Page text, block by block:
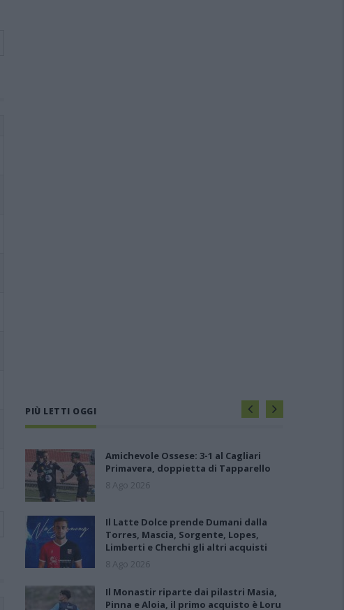
PIÙ LETTI OGGI
Amichevole Ossese: 3-1 al Cagliari
Primavera, doppietta di Tapparello
8 Ago 2026
Il Latte Dolce prende Dumani dalla
Torres, Mascia, Sorgente, Lopes,
Limberti e Cherchi gli altri acquisti
8 Ago 2026
Il Monastir riparte dai pilastri Masia,
Pinna e Aloia, il primo acquisto è Loru